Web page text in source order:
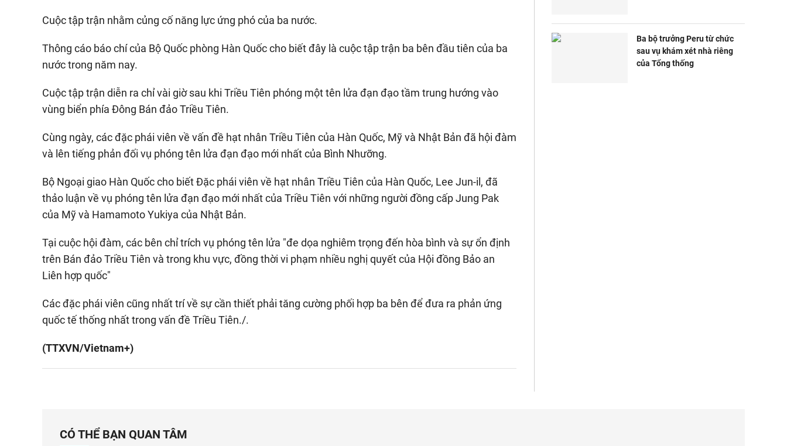
Cuộc tập trận nhằm củng cố năng lực ứng phó của ba nước.
Thông cáo báo chí của Bộ Quốc phòng Hàn Quốc cho biết đây là cuộc tập trận ba bên đầu tiên của ba
nước trong năm nay.
Cuộc tập trận diễn ra chỉ vài giờ sau khi Triều Tiên phóng một tên lửa đạn đạo tầm trung hướng vào
vùng biển phía Đông Bán đảo Triều Tiên.
Cùng ngày, các đặc phái viên về vấn đề hạt nhân Triều Tiên của Hàn Quốc, Mỹ và Nhật Bản đã hội đàm
và lên tiếng phản đối vụ phóng tên lửa đạn đạo mới nhất của Bình Nhưỡng.
Bộ Ngoại giao Hàn Quốc cho biết Đặc phái viên về hạt nhân Triều Tiên của Hàn Quốc, Lee Jun-il, đã
thảo luận về vụ phóng tên lửa đạn đạo mới nhất của Triều Tiên với những người đồng cấp Jung Pak
của Mỹ và Hamamoto Yukiya của Nhật Bản.
Tại cuộc hội đàm, các bên chỉ trích vụ phóng tên lửa "đe dọa nghiêm trọng đến hòa bình và sự ổn định
trên Bán đảo Triều Tiên và trong khu vực, đồng thời vi phạm nhiều nghị quyết của Hội đồng Bảo an
Liên hợp quốc"
Các đặc phái viên cũng nhất trí về sự cần thiết phải tăng cường phối hợp ba bên để đưa ra phản ứng
quốc tế thống nhất trong vấn đề Triều Tiên./.
(TTXVN/Vietnam+)
Ba bộ trưởng Peru từ chức
sau vụ khám xét nhà riêng
của Tổng thống
CÓ THỂ BẠN QUAN TÂM